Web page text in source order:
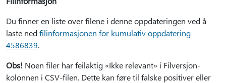
Du finner en liste over filene i denne oppdateringen ved å
laste nedfilinformasjonen for kumulativ oppdatering
4586839.
Obs! Noen filer har feilaktig «Ikke relevant» i Filversjon-
kolonnen i CSV-filen. Dette kan føre til falske positiver eller